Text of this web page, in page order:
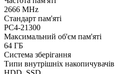
2666 MHz
Стандарт пам'яті
PC4-21300
Максимальний об'єм пам'яті
64 ГБ
Система зберігання
Типи внутрішніх накопичувачів